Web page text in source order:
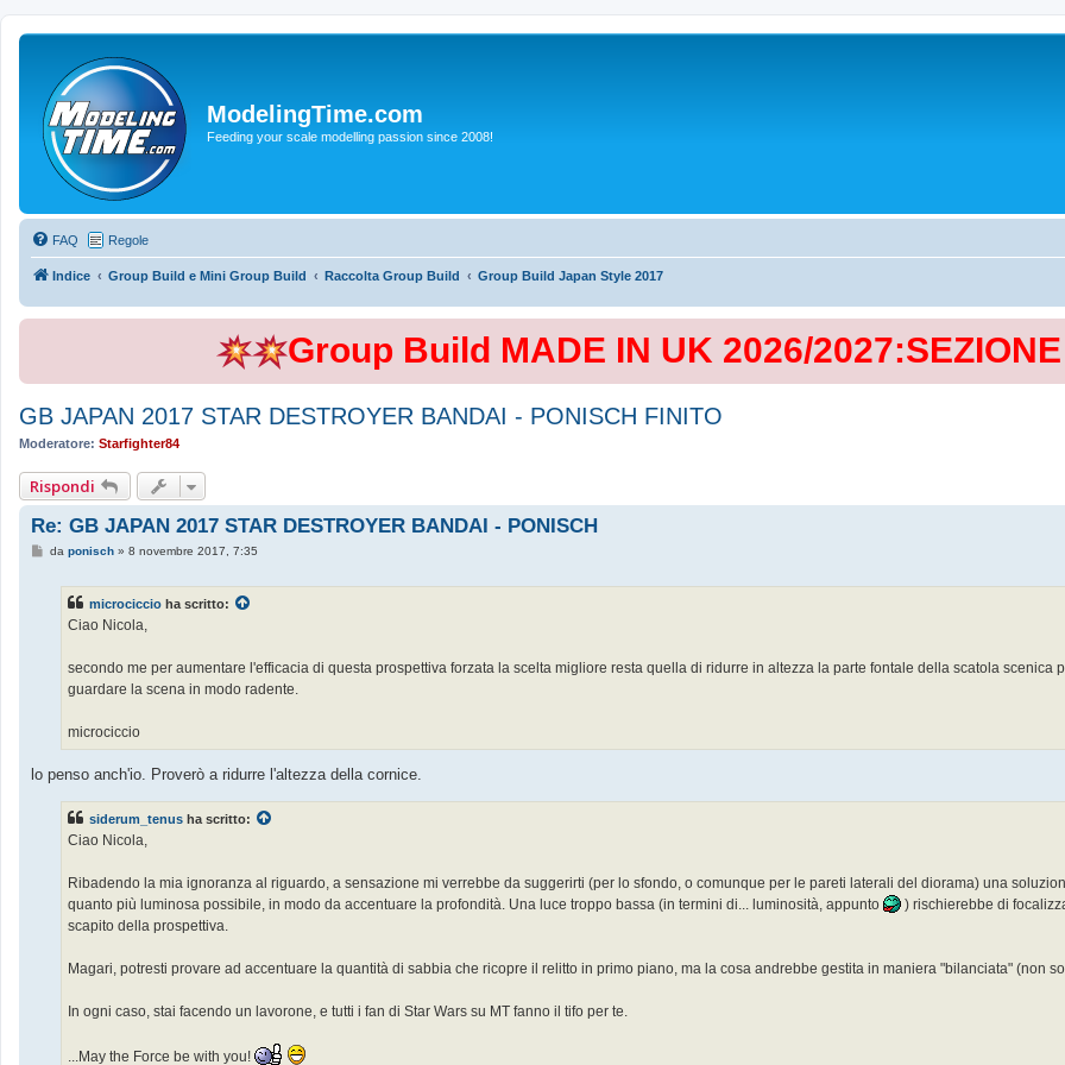
ModelingTime.com
Feeding your scale modelling passion since 2008!
FAQ Regole
Indice Group Build e Mini Group Build Raccolta Group Build Group Build Japan Style 2017
Group Build MADE IN UK 2026/
GB JAPAN 2017 STAR DESTROYER BANDAI - PONISCH FINITO
Moderatore: Starfighter84
Rispondi
Re: GB JAPAN 2017 STAR DESTROYER BANDAI - PONISCH
Mda ponisch» 8 novembre 2017, 7:35
microciccio ha scritto:
Ciao Nicola,
secondo me per aumentare l'efficacia di questa prospettiva forzata la scelta migliore resta quella di ridurre in altezza la parte fontale della scatola scenica
guardare la scena in modo radente.
microciccio
lo penso anch'io. Proverò a ridurre l'altezza della cornice.
siderum_tenus ha scritto:
Ciao Nicola,
Ribadendo la mia ignoranza al riguardo, a sensazione mi verrebbe da suggerirti (per lo sfondo, o comunque per le pareti laterali del diorama) una
quanto più luminosa possibile, in modo da accentuare la profondità. Una luce troppo bassa (in termini di... luminosità, appunto
) rischierebbe di
scapito della prospettiva.
Magari, potresti provare ad accentuare la quantità di sabbia che ricopre il relitto in primo piano, ma la cosa andrebbe gestita in maniera "bilanciata" (non
In ogni caso, stai facendo un lavorone, e tutti i fan di Star Wars su MT fanno il tifo per te.
...May the Force be with you!